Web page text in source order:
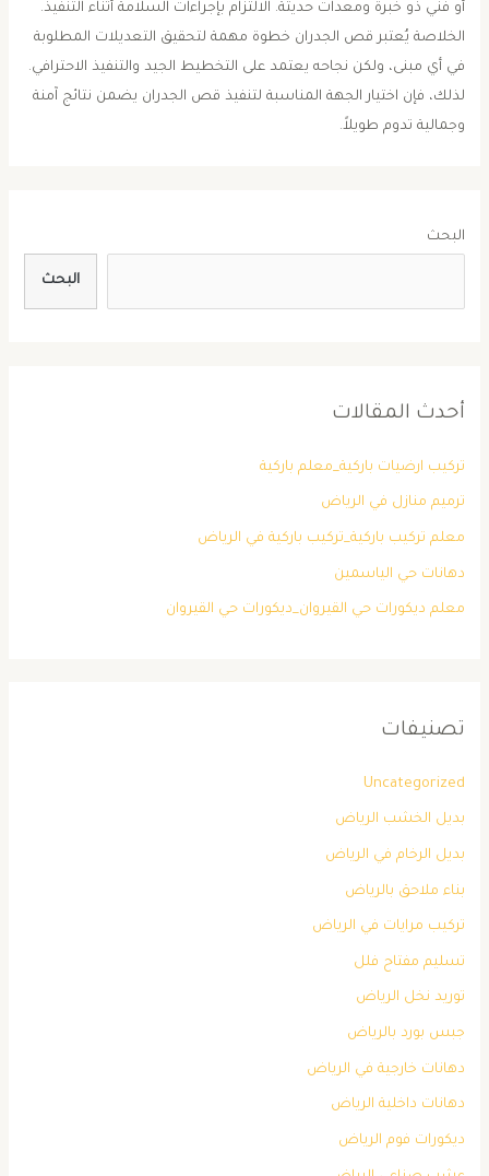
أو فني ذو خبرة ومعدات حديثة. الالتزام بإجراءات السلامة أثناء التنفيذ.
الخلاصة يُعتبر قص الجدران خطوة مهمة لتحقيق التعديلات المطلوبة
في أي مبنى، ولكن نجاحه يعتمد على التخطيط الجيد والتنفيذ الاحترافي.
لذلك، فإن اختيار الجهة المناسبة لتنفيذ قص الجدران يضمن نتائج آمنة
وجمالية تدوم طويلاً.
البحث
البحث
أحدث المقالات
تركيب ارضيات باركية_معلم باركية
ترميم منازل في الرياض
معلم تركيب باركية_تركيب باركية في الرياض
دهانات حي الياسمين
معلم ديكورات حي القيروان_ديكورات حي القيروان
تصنيفات
Uncategorized
بديل الخشب الرياض
بديل الرخام في الرياض
بناء ملاحق بالرياض
تركيب مرايات في الرياض
تسليم مفتاح فلل
توريد نخل الرياض
جبس بورد بالرياض
دهانات خارجية في الرياض
دهانات داخلية الرياض
ديكورات فوم الرياض